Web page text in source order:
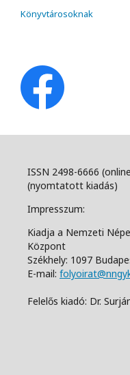
Könyvtárosoknak
ISSN 2498-6666
(nyomtatott kiadás)
Impresszum:
Kiadja a Nemzeti
Központ
Székhely: 1097
E-mail:
Felelős kiadó: Dr.